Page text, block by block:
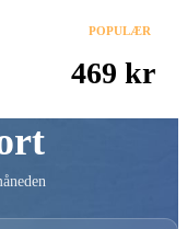
POPULÆR
469 kr